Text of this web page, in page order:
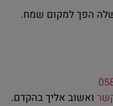
שלה הפך למקום שמח.
ואשוב אליך בהקדם.